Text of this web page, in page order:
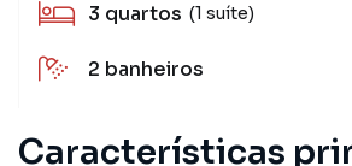
3 quartos (1 suíte)
2 banheiros
Características